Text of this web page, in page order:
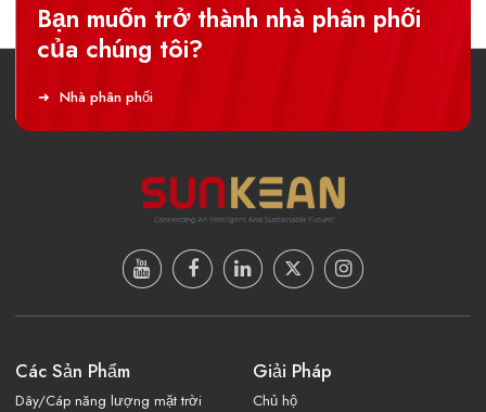
Bạn muốn trở thành nhà phân phối
của chúng tôi?
Nhà phân phối
Các Sản Phẩm
Dây/Cáp năng lượng mặt trời
Giải Pháp
Chủ hộ